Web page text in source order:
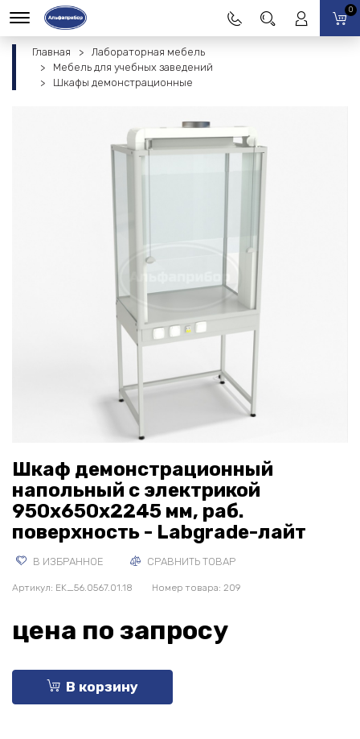
0
Главная
Лабораторная мебель
Мебель для учебных заведений
Шкафы демонстрационные
Шкаф демонстрационный
напольный с электрикой
950х650х2245 мм, раб.
поверхность - Labgrade-лайт
В ИЗБРАННОЕ СРАВНИТЬ ТОВАР
Артикул: EK_56.0567.01.18 Номер товара: 209
цена по запросу
В корзину